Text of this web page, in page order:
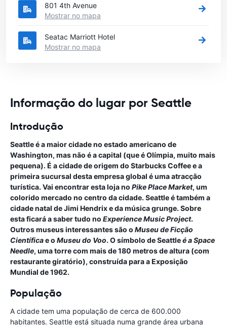
801 4th Avenue
Mostrar no mapa
Seatac Marriott Hotel
Mostrar no mapa
Informação do lugar por Seattle
Introdução
Seattle é a maior cidade no estado americano de
Washington, mas não é a capital (que é Olímpia, muito mais
pequena). É a cidade de origem do Starbucks Coffee e a
primeira sucursal desta empresa global é uma atracção
turística. Vai encontrar esta loja no Pike Place Market, um
colorido mercado no centro da cidade. Seattle é também a
cidade natal de Jimi Hendrix e da música grunge. Sobre
esta ficará a saber tudo no Experience Music Project.
Outros museus interessantes são o Museu de Ficção
Científicae o Museu do Voo. O símbolo de Seattleé a Space
Needle, uma torre com mais de 180 metros de altura (com
restaurante giratório), construída para a Exposição
Mundial de 1962.
População
A cidade tem uma população de cerca de 600.000
habitantes. Seattle está situada numa grande área urbana